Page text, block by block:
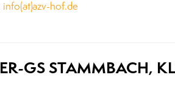
info(at)azv-hof.de
GS STAMMBACH,